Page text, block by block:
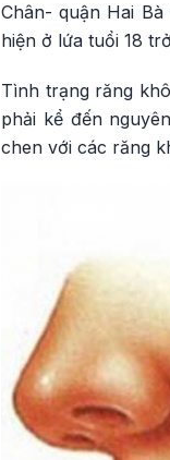
Chân- quận Hai
hiện ở lứa tuổi 18
Tình trạng răng
phải kể đến
chen với các răng